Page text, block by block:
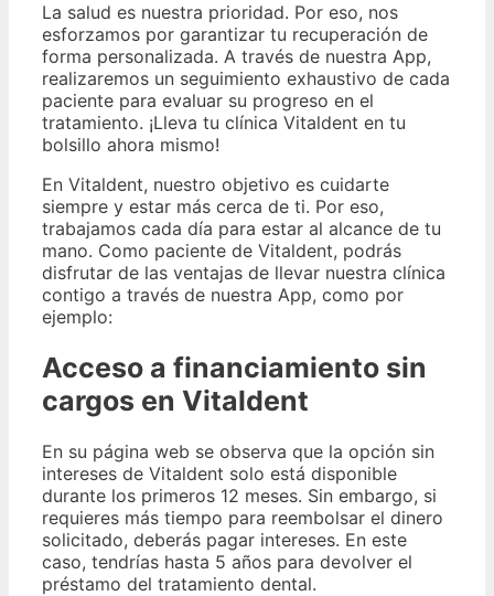
La salud es nuestra prioridad. Por eso, nos
esforzamos por garantizar tu recuperación de
forma personalizada. A través de nuestra App,
realizaremos un seguimiento exhaustivo de cada
paciente para evaluar su progreso en el
tratamiento. ¡Lleva tu clínica Vitaldent en tu
bolsillo ahora mismo!
En Vitaldent, nuestro objetivo es cuidarte
siempre y estar más cerca de ti. Por eso,
trabajamos cada día para estar al alcance de tu
mano. Como paciente de Vitaldent, podrás
disfrutar de las ventajas de llevar nuestra clínica
contigo a través de nuestra App, como por
ejemplo:
Acceso a financiamiento sin
cargos en Vitaldent
En su página web se observa que la opción sin
intereses de Vitaldent solo está disponible
durante los primeros 12 meses. Sin embargo, si
requieres más tiempo para reembolsar el dinero
solicitado, deberás pagar intereses. En este
caso, tendrías hasta 5 años para devolver el
préstamo del tratamiento dental.